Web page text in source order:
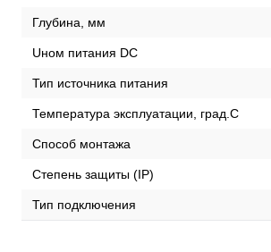
Глубина, мм
Uном питания DC
Тип источника питания
Температура эксплуатации, град.С
Способ монтажа
Степень защиты (IP)
Тип подключения